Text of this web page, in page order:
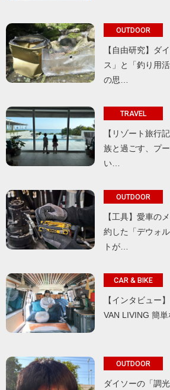
OUTDOOR
【自由研究】ダ
ス」と「釣り用
の思…
TRAVEL
【リゾート旅行
族と過ごす、プ
い…
OUTDOOR
【工具】愛車の
約した「デウォ
トが…
CAR & BIKE
【インタビュー
VAN LIVING 簡単
OUTDOOR
ダイソーの「調